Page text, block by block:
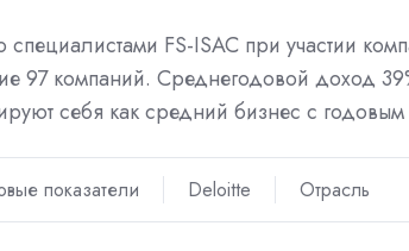
FS-ISAC при участии
97 компаний. Среднегодовой доход
себя как средний бизнес с
показатели Deloitte Отрасль